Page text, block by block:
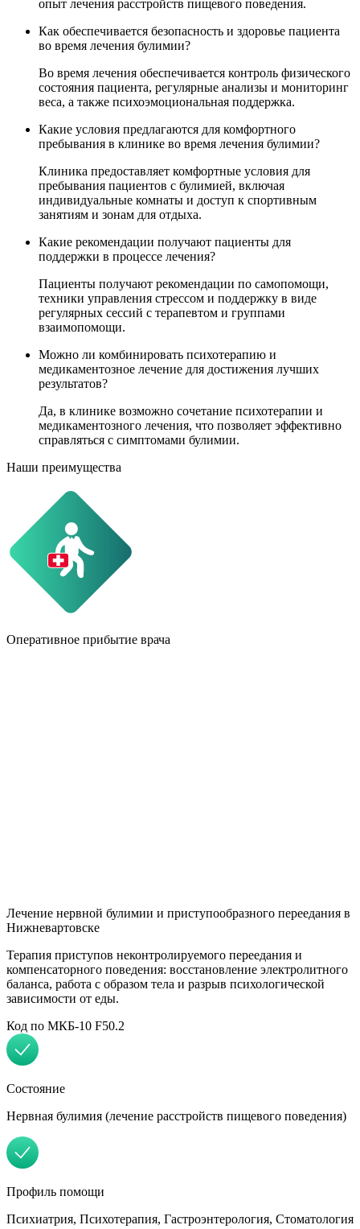
опыт лечения расстройств пищевого поведения.
Как обеспечивается безопасность и здоровье пациента
во время лечения булимии?
Во время лечения обеспечивается контроль физического
состояния пациента, регулярные анализы и мониторинг
веса, а также психоэмоциональная поддержка.
Какие условия предлагаются для комфортного
пребывания в клинике во время лечения булимии?
Клиника предоставляет комфортные условия для
пребывания пациентов с булимией, включая
индивидуальные комнаты и доступ к спортивным
занятиям и зонам для отдыха.
Какие рекомендации получают пациенты для
поддержки в процессе лечения?
Пациенты получают рекомендации по самопомощи,
техники управления стрессом и поддержку в виде
регулярных сессий с терапевтом и группами
взаимопомощи.
Можно ли комбинировать психотерапию и
медикаментозное лечение для достижения лучших
результатов?
Да, в клинике возможно сочетание психотерапии и
медикаментозного лечения, что позволяет эффективно
справляться с симптомами булимии.
Наши преимущества
Оперативное прибытие врача
Лечение нервной булимии и приступообразного переедания в
Нижневартовске
Терапия приступов неконтролируемого переедания и
компенсаторного поведения: восстановление электролитного
баланса, работа с образом тела и разрыв психологической
зависимости от еды.
Код по МКБ-10 F50.2
Состояние
Нервная булимия (лечение расстройств пищевого поведения)
Профиль помощи
Психиатрия, Психотерапия, Гастроэнтерология, Стоматология